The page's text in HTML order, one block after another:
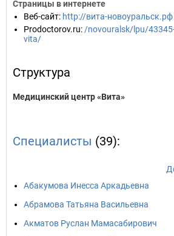
Страницы в интернете
Веб-сайт: http://вита-новоуральск.рф
Prodoctorov.ru: /novouralsk/lpu/
vita/
Структура
Медицинский центр «Вита»
Специалисты (39):
Абакумова Инесса Аркадьевна
Абрамова Татьяна Васильевна
Акматов Руслан Мамасабирович